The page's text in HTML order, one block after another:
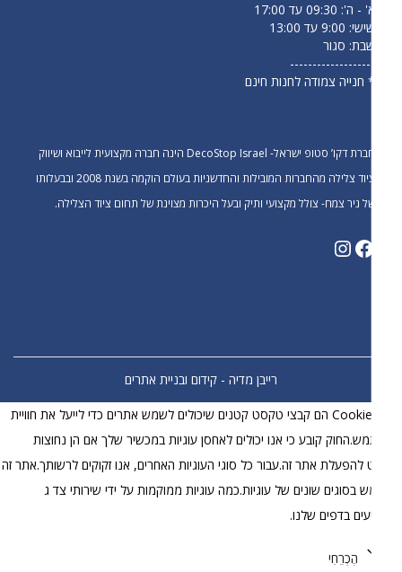
ה': 09:30 עד 17:00
סגור
חנייה צמודה לחנות חינם
חברת דקו’ סטופ ישראל- DecoStop Israel הינה חברה מקצועית לייבוא ושיווק
ציוד צלילה מהחברות המובילות והחדשניות בעולם הוקמה בשנת 2008 ובבעלותו
ניר צמח- צולל מקצועי ותיק ובעל היכרות מצוינת של תחום ציוד הצלילה.
רייבן מדיה - קידום ובניית אתרים
קובצי Cookie הם קבצי טקסט קטנים שיכולים לשמש אתרים כדי לייעל את חוויית
קובע כי אנו יכולים לאחסן עוגיות במכשיר שלך אם הן נחוצות
אתר זה.עבור כל סוגי העוגיות האחרים, אנו זקוקים לרשותך.אתר זה
שונים של עוגיות.כמה עוגיות ממוקמות על ידי שירותי צד ג
בדפים שלנו.
הֶכְרֵחִי